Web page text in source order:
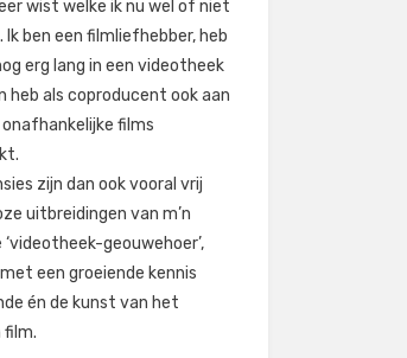
wist welke ik nu wel of niet
Ik ben een filmliefhebber, heb
erg lang in een videotheek
heb als coproducent ook aan
films
zijn dan ook vooral vrij
uitbreidingen van m’n
geouwehoer’,
een groeiende kennis
én de kunst van het
film.